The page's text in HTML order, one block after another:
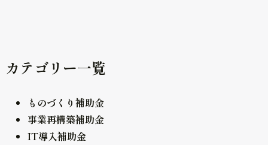
カテゴリー一覧
ものづくり補助金
事業再構築補助金
IT導入補助金